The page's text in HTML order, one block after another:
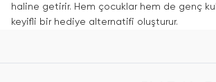
haline getirir. Hem çocuklar hem de genç
keyifli bir hediye alternatifi oluşturur.